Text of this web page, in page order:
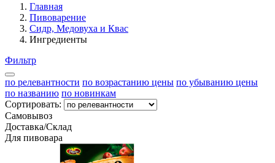
Главная
Пивоварение
Сидр, Медовуха и Квас
Ингредиенты
Фильтр
по релевантности по возрастанию цены по убыванию цены
по названию по новинкам
Сортировать:
Самовывоз
Доставка/Склад
Для пивовара